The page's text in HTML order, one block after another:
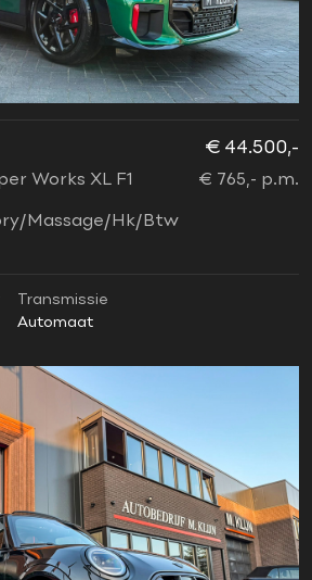
Works XL F1
Massage/Hk/Btw
€ 44.500,-
€ 765,- p.m.
Transmissie
Automaat